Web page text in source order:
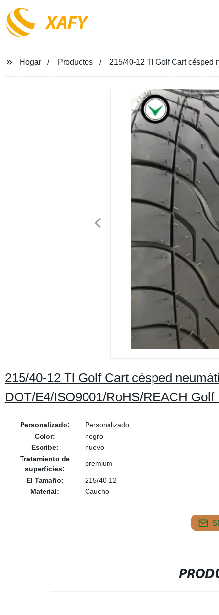
XAFY
Hogar Productos 215/40-12 Tl Golf Cart césped
215/40-12 Tl Golf Cart césped
DOT/E4/ISO9001/RoHS/REACH Golf
Personalizado:
Personalizado
Color:
negro
Escribe:
nuevo
Tratamiento de
superficies:
premium
El Tamaño:
215/40-12
Material:
Caucho